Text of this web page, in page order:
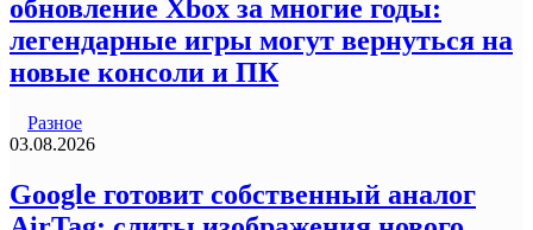
обновление Xbox за многие годы:
легендарные игры могут вернуться на
новые консоли и ПК
Разное
03.08.2026
Google готовит собственный аналог